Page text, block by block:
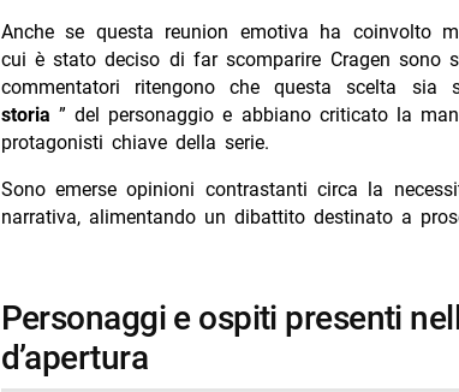
Anche se questa reunion emotiva ha coinvolto
cui è stato deciso di far scomparire Cragen sono
commentatori ritengono che questa scelta sia
storia ” del personaggio e abbiano criticato la
protagonisti chiave della serie.
Sono emerse opinioni contrastanti circa la
narrativa, alimentando un dibattito destinato a
personaggi e ospiti presenti nell’episodio
d’apertura